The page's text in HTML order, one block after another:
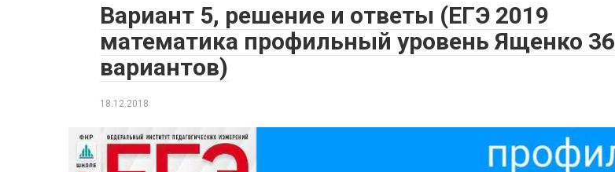
Вариант 5, решение и ответы (ЕГЭ 2019
математика профильный уровень Ященко 36
вариантов)
18.12.2018